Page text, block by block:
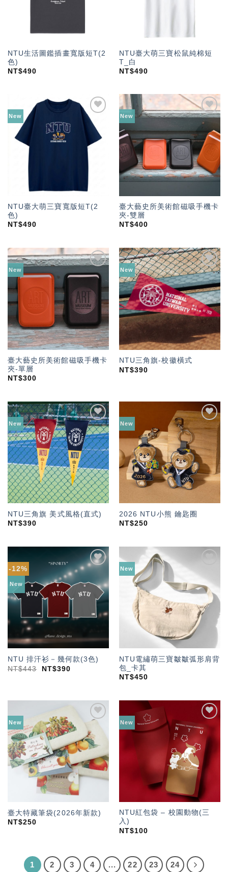
NTU生活圖鑑插畫寬版短T(2
色)
NT$490
NTU臺大萌三寶松鼠純棉短
T_白
NT$490
New
加入
「願
望輕
單」
NTU臺大萌三寶寬版短T(2
色)
NT$490
New
望輕
單」
臺大藝史所美術館磁吸手機卡
夾-雙層
NT$400
New
加入
望輕
單」
臺大藝史所美術館磁吸手機卡
夾-單層
NT$300
New
加入
「願
望輕
單」
NTU三角旗-校徽橫式
NT$390
New
加入
「願
望輕
單」
NTU三角旗 美式風格(直式)
NT$390
New
加入
單」
2026 NTU小熊 鑰匙圈
NT$250
-12%
New
望輕
單」
NTU 排汗衫－幾何款(3色)
NT$443 NT$390
New
「願
望輕
單」
NTU電繡萌三寶皺皺弧形肩背
包_卡其
NT$450
New
加入
「願
望輕
單」
臺大特藏筆袋(2026年新款)
NT$250
New
加入
「願
望輕
單」
NTU紅包袋 – 校園動物(三
入)
NT$100
1 2 3 4 ... 22 23 24